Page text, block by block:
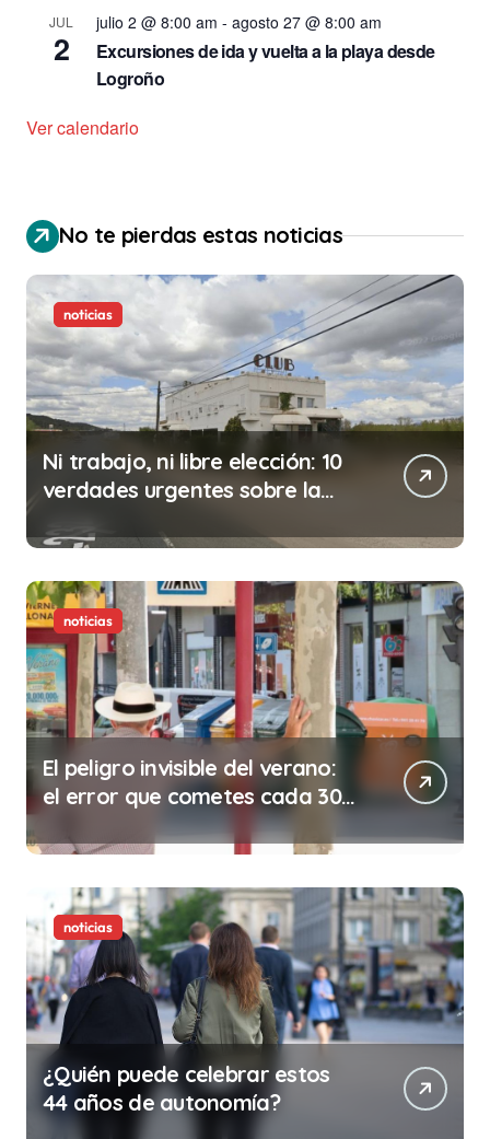
JUL
2
julio 2 @ 8:00 am - agosto 27 @ 8:00 am
Excursiones de ida y vuelta a la playa desde
Logroño
Ver calendario
No te pierdas estas noticias
noticias
Ni trabajo, ni libre elección: 10
verdades urgentes sobre la
noticias
El peligro invisible del verano:
el error que cometes cada 30
minutos en tu trabajo (y la
ilegalidad que te puede costar
la vida)
noticias
¿Quién puede celebrar estos
44 años de autonomía?